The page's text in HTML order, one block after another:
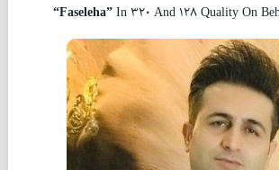
“Faseleha”In 320 And 128 Quality On